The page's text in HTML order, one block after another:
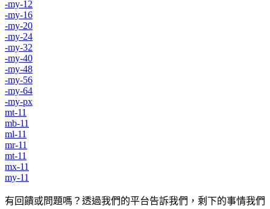
-my-12
-my-16
-my-20
-my-24
-my-32
-my-40
-my-48
-my-56
-my-64
-my-px
mt-11
mb-11
ml-11
mr-11
mt-11
mx-11
my-11
有回饋或問題嗎？透過我們的平台告訴我們，剩下的事情我們